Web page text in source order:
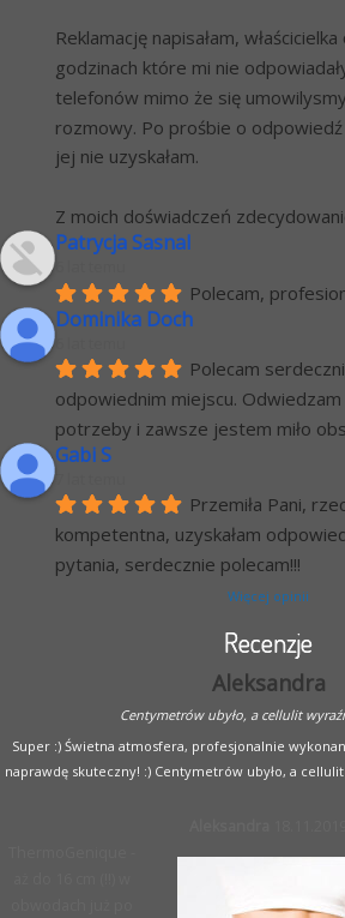
Reklamację napisałam,
godzinach które mi nie
telefonów mimo że się
rozmowy. Po prośbie o
jej nie uzyskałam.
Z moich doświadczeń
Patrycja Sasnal
Polecam,
Dominika Doch
Polecam
odpowiednim miejscu.
potrzeby i zawsze jestem miło
Gabi S
Przemiła Pani,
kompetentna, uzyskałam
pytania, serdecznie polecam!!!
Więcej opinii
Recenzje
Aleksandra
Centymetrów ubyło, a cellulit
Super :) Świetna atmosfera, profesjonalnie
naprawdę skuteczny! :) Centymetrów ubyło, a